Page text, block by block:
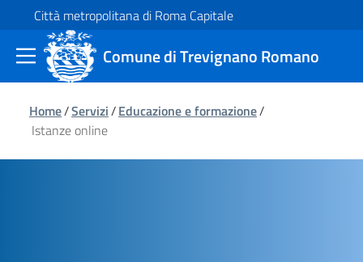
Città metropolitana di Roma Capitale
Comune diTrevignano Romano
Home/Servizi/Educazione e formazione/
Istanze online